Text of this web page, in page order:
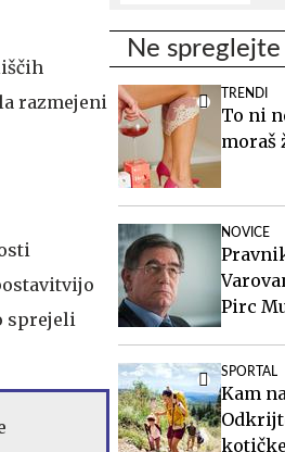
razmejeni
sprejeli
Ne spreglejte
TRENDI
To ni
moraš
NOVICE
Pirc
SPORTAL
Kam